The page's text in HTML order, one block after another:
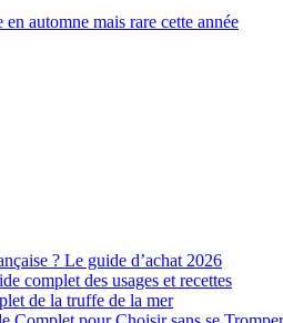
automne mais rare cette année
? Le guide d’achat 2026
complet des usages et recettes
de la truffe de la mer